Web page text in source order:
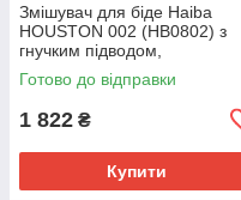
Змішувач для біде Haiba
HOUSTON 002 (HB0802) з
гнучким підводом,
хромований (HB0802)
Готово до відправки
1 822 ₴
Купити